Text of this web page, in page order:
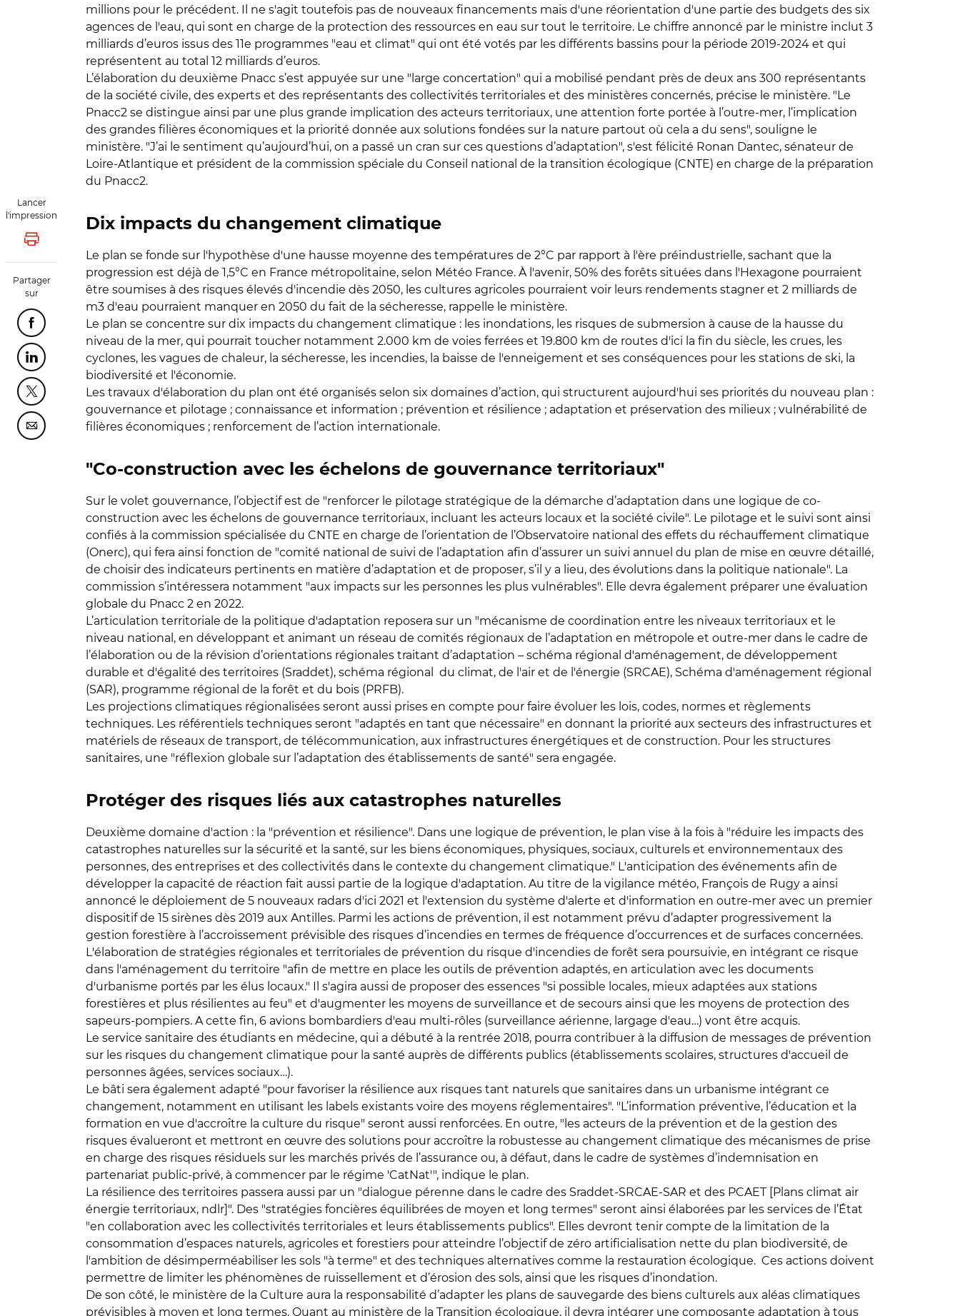
Lancer
l'impression
Lancer l'impression
Partager
sur
Partager cette page sur Facebook
Partager cette page sur Linkedin
Partager cette page sur Twitter
Partager cette page sur Courriel
millions pour le précédent. Il ne s'agit toutefois pas de nouveaux financements mais d'une réorientation d'une partie des budgets des six
agences de l'eau, qui sont en charge de la protection des ressources en eau sur tout le territoire. Le chiffre annoncé par le ministre inclut 3
milliards d’euros issus des 11e programmes "eau et climat" qui ont été votés par les différents bassins pour la période 2019-2024 et qui
représentent au total 12 milliards d’euros.
L’élaboration du deuxième Pnacc s’est appuyée sur une "large concertation" qui a mobilisé pendant près de deux ans 300 représentants
de la société civile, des experts et des représentants des collectivités territoriales et des ministères concernés, précise le ministère. "Le
Pnacc2 se distingue ainsi par une plus grande implication des acteurs territoriaux, une attention forte portée à l’outre-mer, l’implication
des grandes filières économiques et la priorité donnée aux solutions fondées sur la nature partout où cela a du sens", souligne le
ministère. "J’ai le sentiment qu’aujourd’hui, on a passé un cran sur ces questions d’adaptation", s'est félicité Ronan Dantec, sénateur de
Loire-Atlantique et président de la commission spéciale du Conseil national de la transition écologique (CNTE) en charge de la préparation
du Pnacc2.
Dix impacts du changement climatique
Le plan se fonde sur l'hypothèse d'une hausse moyenne des températures de 2°C par rapport à l'ère préindustrielle, sachant que la
progression est déjà de 1,5°C en France métropolitaine, selon Météo France. À l'avenir, 50% des forêts situées dans l'Hexagone pourraient
être soumises à des risques élevés d'incendie dès 2050, les cultures agricoles pourraient voir leurs rendements stagner et 2 milliards de
m3 d'eau pourraient manquer en 2050 du fait de la sécheresse, rappelle le ministère.
Le plan se concentre sur dix impacts du changement climatique : les inondations, les risques de submersion à cause de la hausse du
niveau de la mer, qui pourrait toucher notamment 2.000 km de voies ferrées et 19.800 km de routes d'ici la fin du siècle, les crues, les
cyclones, les vagues de chaleur, la sécheresse, les incendies, la baisse de l'enneigement et ses conséquences pour les stations de ski, la
biodiversité et l'économie.
Les travaux d'élaboration du plan ont été organisés selon six domaines d’action, qui structurent aujourd'hui ses priorités du nouveau plan :
gouvernance et pilotage ; connaissance et information ; prévention et résilience ; adaptation et préservation des milieux ; vulnérabilité de
filières économiques ; renforcement de l’action internationale.
"Co-construction avec les échelons de gouvernance territoriaux"
Sur le volet gouvernance, l’objectif est de "renforcer le pilotage stratégique de la démarche d’adaptation dans une logique de co-
construction avec les échelons de gouvernance territoriaux, incluant les acteurs locaux et la société civile". Le pilotage et le suivi sont ainsi
confiés à la commission spécialisée du CNTE en charge de l’orientation de l’Observatoire national des effets du réchauffement climatique
(Onerc), qui fera ainsi fonction de "comité national de suivi de l’adaptation afin d’assurer un suivi annuel du plan de mise en œuvre détaillé,
de choisir des indicateurs pertinents en matière d’adaptation et de proposer, s’il y a lieu, des évolutions dans la politique nationale". La
commission s’intéressera notamment "aux impacts sur les personnes les plus vulnérables". Elle devra également préparer une évaluation
globale du Pnacc 2 en 2022.
L’articulation territoriale de la politique d'adaptation reposera sur un "mécanisme de coordination entre les niveaux territoriaux et le
niveau national, en développant et animant un réseau de comités régionaux de l’adaptation en métropole et outre-mer dans le cadre de
l’élaboration ou de la révision d’orientations régionales traitant d’adaptation – schéma régional d'aménagement, de développement
durable et d'égalité des territoires (Sraddet), schéma régional du climat, de l'air et de l'énergie (SRCAE), Schéma d'aménagement régional
(SAR), programme régional de la forêt et du bois (PRFB).
Les projections climatiques régionalisées seront aussi prises en compte pour faire évoluer les lois, codes, normes et règlements
techniques. Les référentiels techniques seront "adaptés en tant que nécessaire" en donnant la priorité aux secteurs des infrastructures et
matériels de réseaux de transport, de télécommunication, aux infrastructures énergétiques et de construction. Pour les structures
sanitaires, une "réflexion globale sur l’adaptation des établissements de santé" sera engagée.
Protéger des risques liés aux catastrophes naturelles
Deuxième domaine d'action : la "prévention et résilience". Dans une logique de prévention, le plan vise à la fois à "réduire les impacts des
catastrophes naturelles sur la sécurité et la santé, sur les biens économiques, physiques, sociaux, culturels et environnementaux des
personnes, des entreprises et des collectivités dans le contexte du changement climatique." L'anticipation des événements afin de
développer la capacité de réaction fait aussi partie de la logique d'adaptation. Au titre de la vigilance météo, François de Rugy a ainsi
annoncé le déploiement de 5 nouveaux radars d'ici 2021 et l'extension du système d'alerte et d'information en outre-mer avec un premier
dispositif de 15 sirènes dès 2019 aux Antilles. Parmi les actions de prévention, il est notamment prévu d’adapter progressivement la
gestion forestière à l’accroissement prévisible des risques d’incendies en termes de fréquence d’occurrences et de surfaces concernées.
L'élaboration de stratégies régionales et territoriales de prévention du risque d'incendies de forêt sera poursuivie, en intégrant ce risque
dans l'aménagement du territoire "afin de mettre en place les outils de prévention adaptés, en articulation avec les documents
d'urbanisme portés par les élus locaux." Il s'agira aussi de proposer des essences "si possible locales, mieux adaptées aux stations
forestières et plus résilientes au feu" et d'augmenter les moyens de surveillance et de secours ainsi que les moyens de protection des
sapeurs-pompiers. A cette fin, 6 avions bombardiers d'eau multi-rôles (surveillance aérienne, largage d'eau…) vont être acquis.
Le service sanitaire des étudiants en médecine, qui a débuté à la rentrée 2018, pourra contribuer à la diffusion de messages de prévention
sur les risques du changement climatique pour la santé auprès de différents publics (établissements scolaires, structures d'accueil de
personnes âgées, services sociaux…).
Le bâti sera également adapté "pour favoriser la résilience aux risques tant naturels que sanitaires dans un urbanisme intégrant ce
changement, notamment en utilisant les labels existants voire des moyens réglementaires". "L’information préventive, l’éducation et la
formation en vue d'accroître la culture du risque" seront aussi renforcées. En outre, "les acteurs de la prévention et de la gestion des
risques évalueront et mettront en œuvre des solutions pour accroître la robustesse au changement climatique des mécanismes de prise
en charge des risques résiduels sur les marchés privés de l’assurance ou, à défaut, dans le cadre de systèmes d’indemnisation en
partenariat public-privé, à commencer par le régime 'CatNat'", indique le plan.
La résilience des territoires passera aussi par un "dialogue pérenne dans le cadre des Sraddet-SRCAE-SAR et des PCAET [Plans climat air
énergie territoriaux, ndlr]". Des "stratégies foncières équilibrées de moyen et long termes" seront ainsi élaborées par les services de l’État
"en collaboration avec les collectivités territoriales et leurs établissements publics". Elles devront tenir compte de la limitation de la
consommation d’espaces naturels, agricoles et forestiers pour atteindre l’objectif de zéro artificialisation nette du plan biodiversité, de
l'ambition de désimperméabiliser les sols "à terme" et des techniques alternatives comme la restauration écologique. Ces actions doivent
permettre de limiter les phénomènes de ruissellement et d’érosion des sols, ainsi que les risques d’inondation.
De son côté, le ministère de la Culture aura la responsabilité d’adapter les plans de sauvegarde des biens culturels aux aléas climatiques
prévisibles à moyen et long termes. Quant au ministère de la Transition écologique, il devra intégrer une composante adaptation à tous